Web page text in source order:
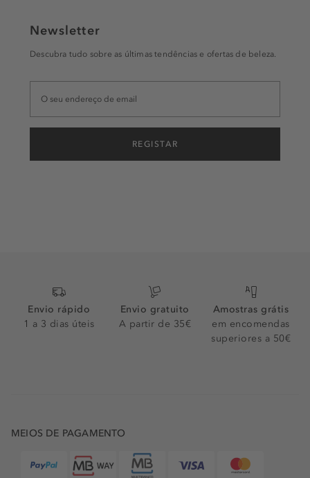
Newsletter
Descubra tudo sobre as últimas tendências e ofertas de beleza.
REGISTAR
Envio rápido
1 a 3 dias úteis
Envio gratuito
A partir de 35€
Amostras grátis
em encomendas
superiores a 50€
MEIOS DE PAGAMENTO